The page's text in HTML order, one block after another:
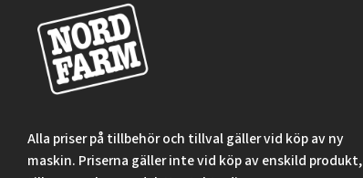
Alla priser på tillbehör och tillval gäller vid köp av ny
maskin. Priserna gäller inte vid köp av enskild produkt,